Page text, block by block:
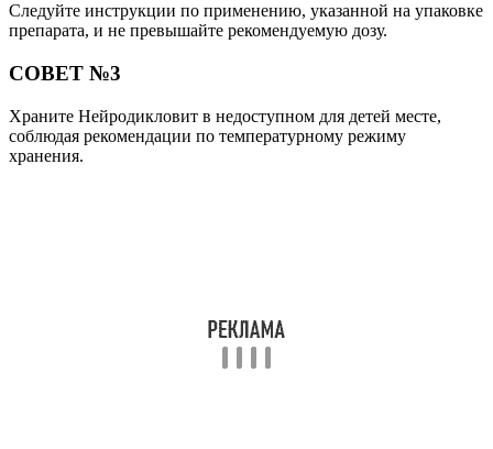
Следуйте инструкции по применению, указанной на упаковке
препарата, и не превышайте рекомендуемую дозу.
СОВЕТ №3
Храните Нейродикловит в недоступном для детей месте,
соблюдая рекомендации по температурному режиму
хранения.